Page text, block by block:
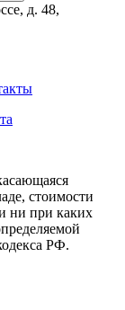
д. 48,
стоимости
ни при каких
РФ.